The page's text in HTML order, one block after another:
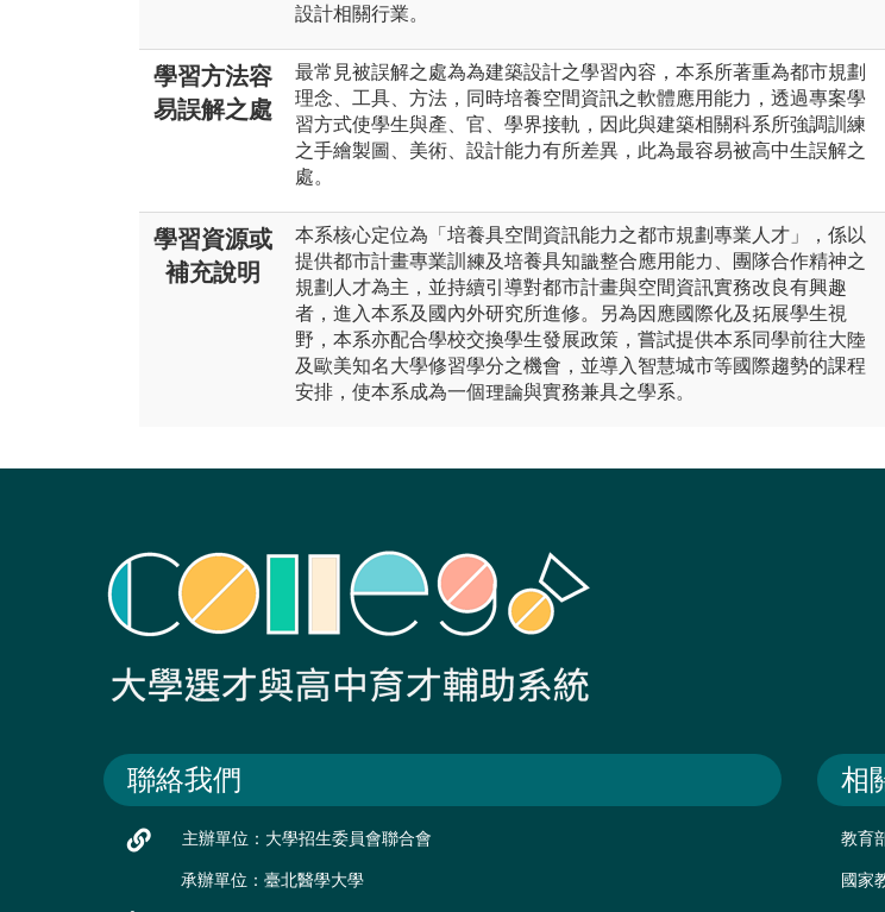
設計相關行業。
學習方法容
易誤解之處
最常見被誤解之處為為建築設計之學習內容，本系所著重為都市規劃
理念、工具、方法，同時培養空間資訊之軟體應用能力，透過專案學
習方式使學生與產、官、學界接軌，因此與建築相關科系所強調訓練
之手繪製圖、美術、設計能力有所差異，此為最容易被高中生誤解之
處。
學習資源或
補充說明
本系核心定位為「培養具空間資訊能力之都市規劃專業人才」，係以
提供都市計畫專業訓練及培養具知識整合應用能力、團隊合作精神之
規劃人才為主，並持續引導對都市計畫與空間資訊實務改良有興趣
者，進入本系及國內外研究所進修。另為因應國際化及拓展學生視
野，本系亦配合學校交換學生發展政策，嘗試提供本系同學前往大陸
及歐美知名大學修習學分之機會，並導入智慧城市等國際趨勢的課程
安排，使本系成為一個理論與實務兼具之學系。
聯絡我們
主辦單位：大學招生委員會聯合會
承辦單位：臺北醫學大學
相
教育
國家